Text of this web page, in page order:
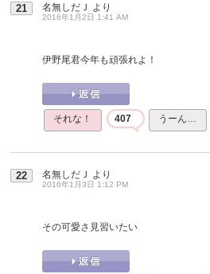
21 名無しだＪ より
2016年1月2日 1:41 AM
伊野尾君今年も頑張れよ！
それな！ 407 うーん…
22 名無しだＪ より
2016年1月3日 1:12 PM
その可愛さ見習いたい